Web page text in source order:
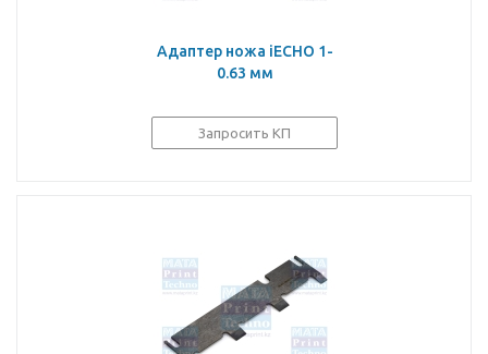
Адаптер ножа iECHO 1-
0.63 мм
Запросить КП